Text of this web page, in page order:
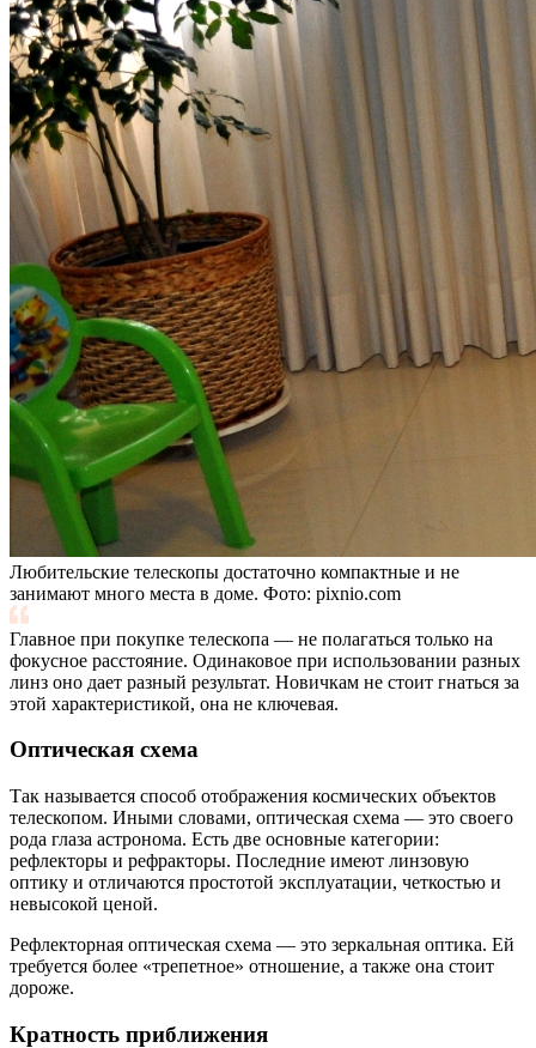
Любительские телескопы достаточно компактные и не
занимают много места в доме. Фото: pixnio.com
Главное при покупке телескопа — не полагаться только на
фокусное расстояние. Одинаковое при использовании разных
линз оно дает разный результат. Новичкам не стоит гнаться за
этой характеристикой, она не ключевая.
Оптическая схема
Так называется способ отображения космических объектов
телескопом. Иными словами, оптическая схема — это своего
рода глаза астронома. Есть две основные категории:
рефлекторы и рефракторы. Последние имеют линзовую
оптику и отличаются простотой эксплуатации, четкостью и
невысокой ценой.
Рефлекторная оптическая схема — это зеркальная оптика. Ей
требуется более «трепетное» отношение, а также она стоит
дороже.
Кратность приближения